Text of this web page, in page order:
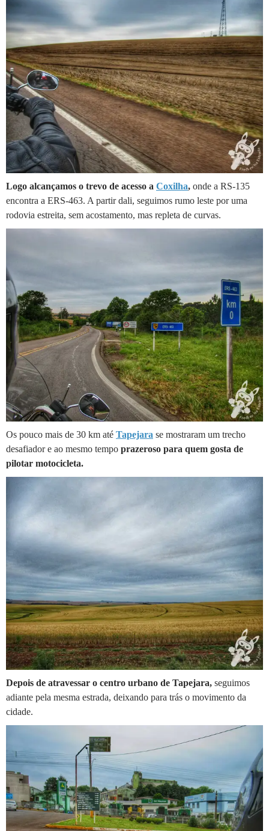
Logo alcançamos o trevo de acesso a Coxilha, onde a RS-135
encontra a ERS-463. A partir dali, seguimos rumo leste por uma
rodovia estreita, sem acostamento, mas repleta de curvas.
Os pouco mais de 30 km até Tapejara se mostraram um trecho
desafiador e ao mesmo tempo prazeroso para quem gosta de
pilotar motocicleta.
Depois de atravessar o centro urbano de Tapejara, seguimos
adiante pela mesma estrada, deixando para trás o movimento da
cidade.